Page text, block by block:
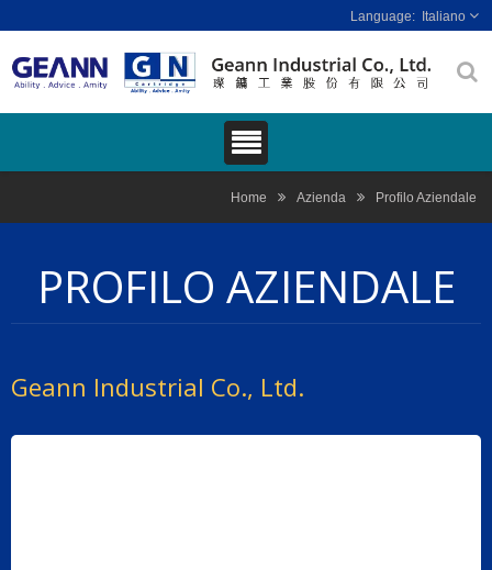
Italiano
Home Azienda Profilo Aziendale
PROFILO AZIENDALE
Geann Industrial Co., Ltd.